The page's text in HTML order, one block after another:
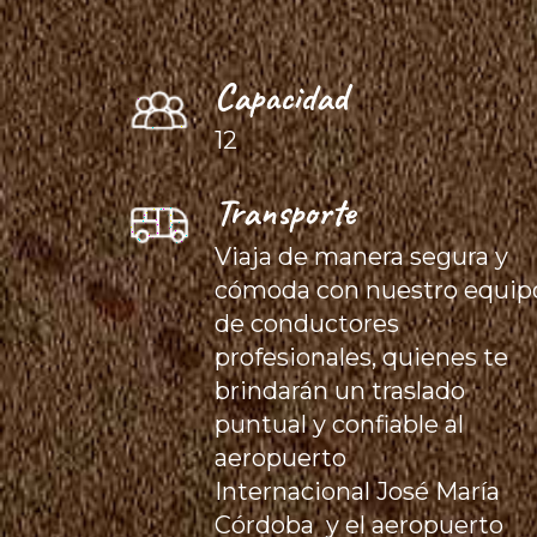
Capacidad
12
Transporte
Viaja de manera segura y
cómoda con nuestro
de conductores
profesionales, quienes te
brindarán un traslado
puntual y confiable al
aeropuerto
Internacional José María
Córdoba y el aeropuerto